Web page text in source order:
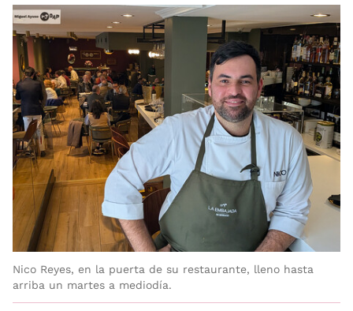
Nico Reyes, en la puerta de su restaurante, lleno hasta
arriba un martes a mediodía.